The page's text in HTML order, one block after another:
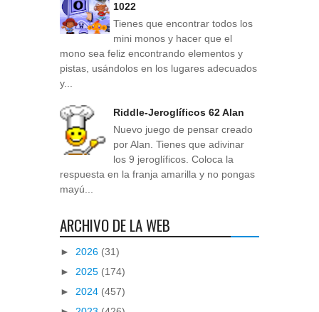
1022
Tienes que encontrar todos los
mini monos y hacer que el
mono sea feliz encontrando elementos y
pistas, usándolos en los lugares adecuados
y...
Riddle-Jeroglíficos 62 Alan
Nuevo juego de pensar creado
por Alan. Tienes que adivinar
los 9 jeroglíficos. Coloca la
respuesta en la franja amarilla y no pongas
mayú...
ARCHIVO DE LA WEB
► 2026 (31)
► 2025 (174)
► 2024 (457)